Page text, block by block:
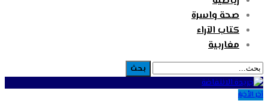
صحة واسرة
كتاب الآراء
مغاربية
آخر الأخبار